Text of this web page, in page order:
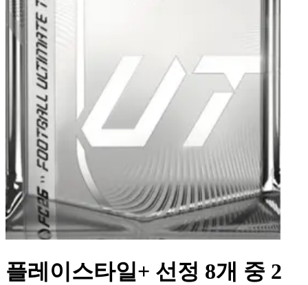
플레이스타일+ 선정 8개 중 2